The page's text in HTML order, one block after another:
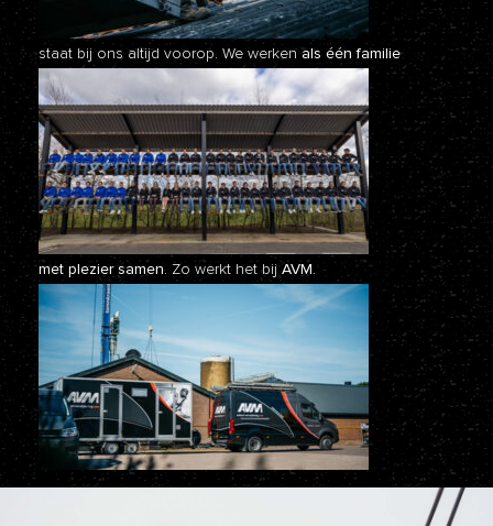
staat bij ons altijd voorop. We werken als één familie
met plezier samen. Zo werkt het bij AVM.